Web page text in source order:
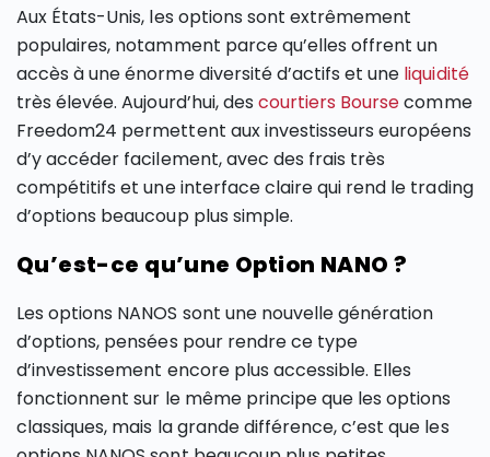
Aux États-Unis, les options sont extrêmement
populaires, notamment parce qu’elles offrent un
accès à une énorme diversité d’actifs et une liquidité
très élevée. Aujourd’hui, des courtiers Boursecomme
Freedom24 permettent aux investisseurs européens
d’y accéder facilement, avec des frais très
compétitifs et une interface claire qui rend le trading
d’options beaucoup plus simple.
Qu’est-ce qu’une Option NANO ?
Les options NANOS sont une nouvelle génération
d’options, pensées pour rendre ce type
d’investissement encore plus accessible. Elles
fonctionnent sur le même principe que les options
classiques, mais la grande différence, c’est que les